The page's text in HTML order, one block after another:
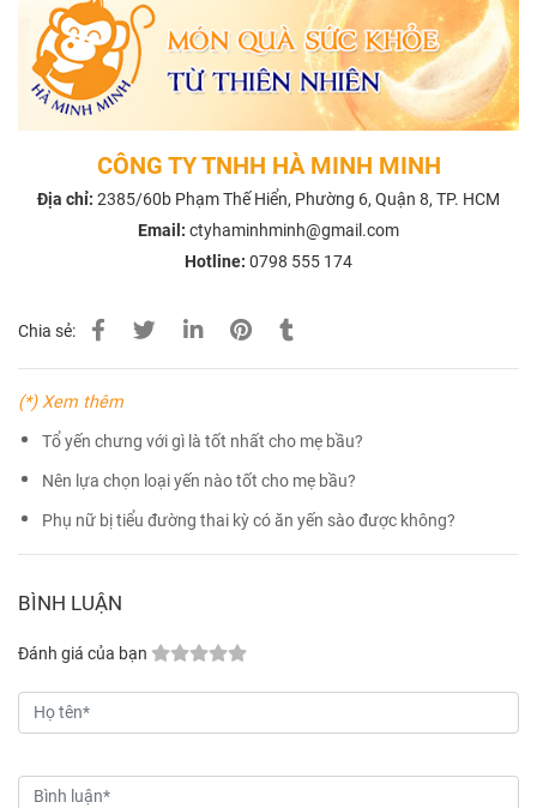
CÔNG TY TNHH HÀ MINH MINH
Địa chỉ: 2385/60b Phạm Thế Hiển, Phường 6, Quận 8, TP. HCM
Email: ctyhaminhminh@gmail.com
Hotline: 0798 555 174
Chia sẻ:
(*) Xem thêm
Tổ yến chưng với gì là tốt nhất cho mẹ bầu?
Nên lựa chọn loại yến nào tốt cho mẹ bầu?
Phụ nữ bị tiểu đường thai kỳ có ăn yến sào được không?
BÌNH LUẬN
Đánh giá của bạn